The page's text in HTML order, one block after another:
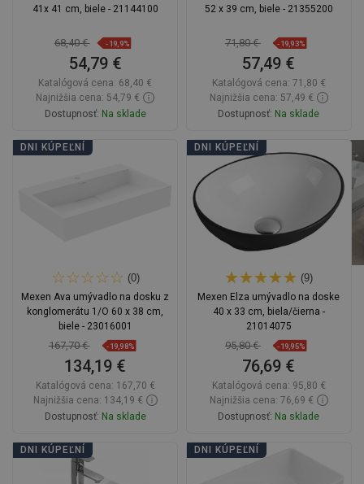
41x 41 cm, biele - 21144100
68,40 € -19,9%
54,79 €
Katalógová cena: 68,40 €
Najnižšia cena: 54,79 €
Dostupnosť: Na sklade
Do košíka
52 x 39 cm, biele - 21355200
71,80 € -19,93%
57,49 €
Katalógová cena: 71,80 €
Najnižšia cena: 57,49 €
Dostupnosť: Na sklade
Do košíka
DNI KÚPEĽNÍ
(0)
Mexen Ava umývadlo na dosku z
konglomerátu 1/O 60 x 38 cm,
biele - 23016001
167,70 € -19,98%
134,19 €
Katalógová cena: 167,70 €
Najnižšia cena: 134,19 €
Dostupnosť: Na sklade
Do košíka
Porovnaj
DNI KÚPEĽNÍ
(9)
Mexen Elza umývadlo na doske
40 x 33 cm, biela/čierna -
21014075
95,80 € -19,95%
76,69 €
Katalógová cena: 95,80 €
Najnižšia cena: 76,69 €
Dostupnosť: Na sklade
Do košíka
DNI KÚPEĽNÍ DNI KÚPEĽNÍ